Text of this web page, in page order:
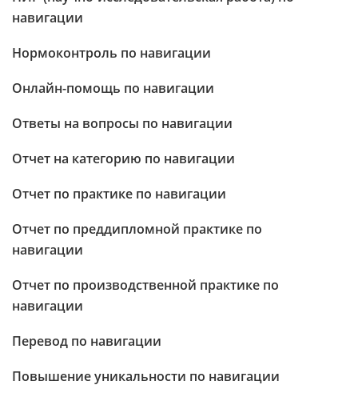
навигации
Нормоконтроль по навигации
Онлайн-помощь по навигации
Ответы на вопросы по навигации
Отчет на категорию по навигации
Отчет по практике по навигации
Отчет по преддипломной практике по
навигации
Отчет по производственной практике по
навигации
Перевод по навигации
Повышение уникальности по навигации